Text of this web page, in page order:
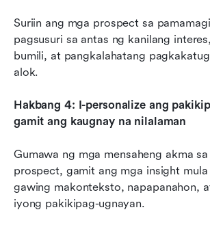
Suriin ang mga prospect sa
pagsusuri sa antas ng kanilang
bumili, at pangkalahatang
alok.
Hakbang 4: I-personalize ang
gamit ang kaugnay na nilalaman
Gumawa ng mga mensaheng akma
prospect, gamit ang mga insight
gawing makonteksto, napapanahon,
iyong pakikipag-ugnayan.